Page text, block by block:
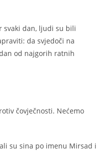
svaki dan, ljudi su bili
da svjedoči na
od najgorih ratnih
čovječnosti. Nećemo
su sina po imenu Mirsad i